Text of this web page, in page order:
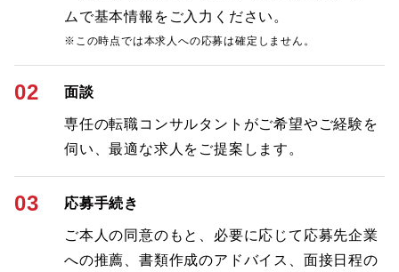
ムで基本情報をご入力ください。
※この時点では本求人への応募は確定しません。
02 面談
専任の転職コンサルタントがご希望やご経験を
伺い、最適な求人をご提案します。
03 応募手続き
ご本人の同意のもと、必要に応じて応募先企業
への推薦、書類作成のアドバイス、面接日程の